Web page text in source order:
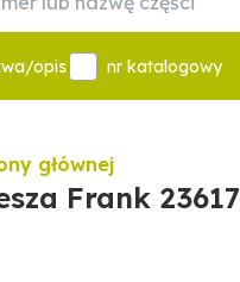
opis nr katalogowy
głównej
Frank 23617